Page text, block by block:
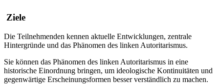
Ziele
Die Teilnehmenden kennen aktuelle Entwicklungen, zentrale
Hintergründe und das Phänomen des linken Autoritarismus.
Sie können das Phänomen des linken Autoritarismus in eine
historische Einordnung bringen, um ideologische Kontinuitäten und
gegenwärtige Erscheinungsformen besser verständlich zu machen.